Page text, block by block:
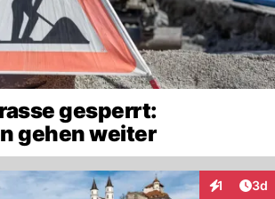
gesperrt:
gehen weiter
1 3d